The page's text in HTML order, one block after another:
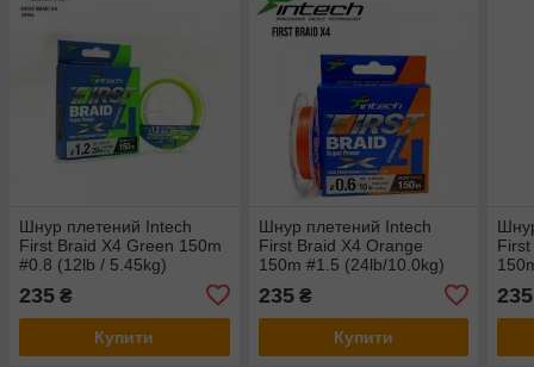
Шнур плетений Intech
First Braid X4 Green 150m
#0.8 (12lb / 5.45kg)
235 ₴
Купити
Шнур плетений Intech
First Braid X4 Orange
150m #1.5 (24lb/10.0kg)
235₴
Купити
235